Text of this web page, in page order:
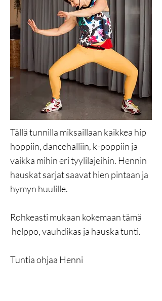
Tällä tunnilla miksaillaan kaikkea hip
hoppiin, dancehalliin, k-poppiin ja
vaikka mihin eri tyylilajeihin. Hennin
hauskat sarjat saavat hien pintaan ja
hymyn huulille.
Rohkeasti mukaan kokemaan tämä
helppo, vauhdikas ja hauska tunti.
Tuntia ohjaa Henni